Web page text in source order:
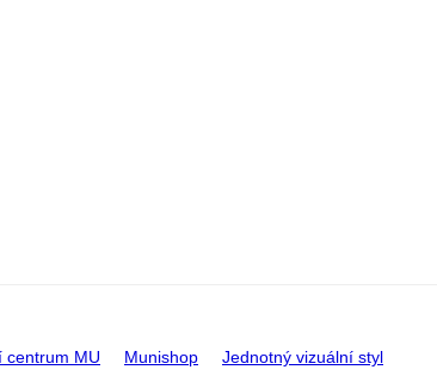
centrum MU Munishop Jednotný vizuální styl